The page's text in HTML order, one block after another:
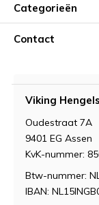
Categorieën
Contact
Viking
Oudestraat 7A
9401 EG Assen
KvK-nummer:
Btw-nummer:
IBAN: